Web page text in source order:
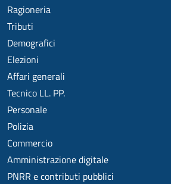
Ragioneria
Tributi
Demografici
Elezioni
Affari generali
Tecnico LL. PP.
Personale
Polizia
Commercio
Amministrazione digitale
PNRR e contributi pubblici